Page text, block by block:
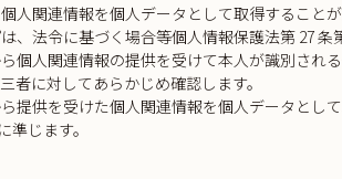
人関連情報を個人データとして取得すること
、法令に基づく場合等個人情報保護法第 27 条
個人関連情報の提供を受けて本人が識別さ
者に対してあらかじめ確認します。
提供を受けた個人関連情報を個人データとし
準じます。